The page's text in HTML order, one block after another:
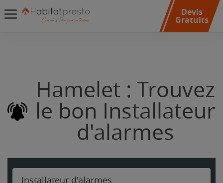
Devis
Gratuits
Hamelet : Trouvez
le bon Installateur
d'alarmes
Installateur d'alarmes